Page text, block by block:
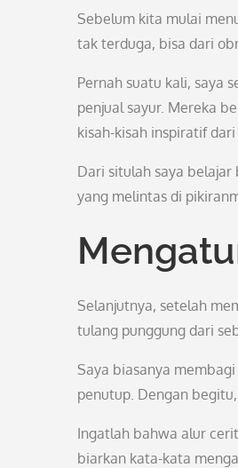
Sebelum kita mulai
tak terduga, bisa dari
Pernah suatu kali, saya
penjual sayur. Mereka
kisah-kisah inspiratif
Dari situlah saya belajar
yang melintas di
Selanjutnya, setelah
tulang punggung dari
Saya biasanya
penutup. Dengan
Ingatlah bahwa alur
biarkan kata-kata